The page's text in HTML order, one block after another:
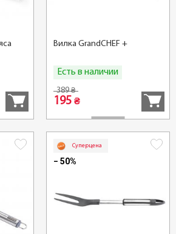
Вилка GrandCHEF +
Есть в наличии
389₴
195₴
Суперцена
− 50%